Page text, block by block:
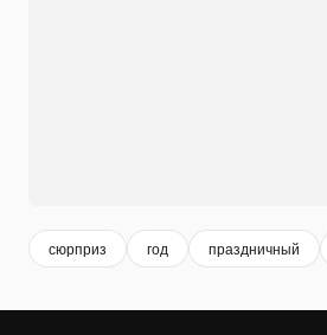
сюрприз год праздничный